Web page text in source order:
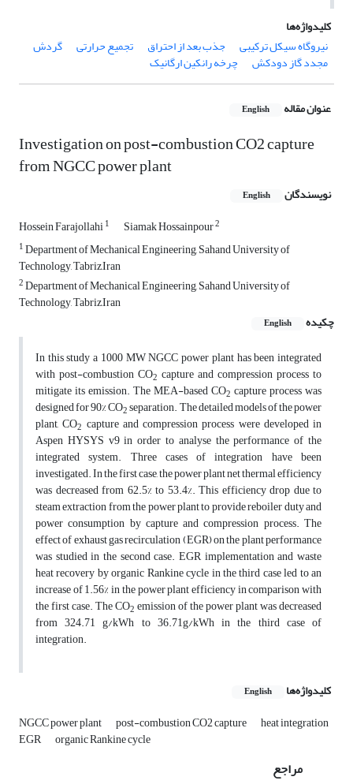
کلیدواژه‌ها
نیروگاه سیکل ترکیبی
جذب بعد از احتراق تجمیع حرارتی گردش
مجدد گاز دودکش چرخه رانکین ارگانیک
عنوان مقاله English
Investigation on post-combustion CO2 capture
from NGCC power plant
نویسندگان English
Hossein Farajollahi1 Siamak Hossainpour2
1Department of Mechanical Engineering, Sahand University of
Technology, Tabriz,Iran
2Department of Mechanical Engineering, Sahand University of
Technology, Tabriz,Iran
چکیده
English
In this study a 1000 MW NGCC power plant has been integrated
with post-combustion CO2 capture and compression process to
mitigate its emission. The MEA-based CO2 capture process was
designed for 90% CO2separation. The detailed models of the power
plant, CO2 capture and compression process were developed in
Aspen HYSYS v9 in order to analyse the performance of the
integrated system. Three cases of integration have been
investigated. In the first case, the power plant net thermal efficiency
was decreased from 62.5% to 53.4%. This efficiency drop due to
steam extraction from the power plant to provide reboiler duty and
power consumption by capture and compression process. The
effect of exhaust gas recirculation (EGR) on the plant performance
was studied in the second case. EGR implementation and waste
heat recovery by organic Rankine cycle in the third case led to an
increase of 1.56% in the power plant efficiency in comparison with
the first case. The CO2 emission of the power plant was decreased
from 324.71 g/kWh to 36.71g/kWh in the third case of
integration.
کلیدواژه‌ها English
NGCC power plant post-combustion CO2 capture heat integration
EGR organic Rankine cycle
مراجع